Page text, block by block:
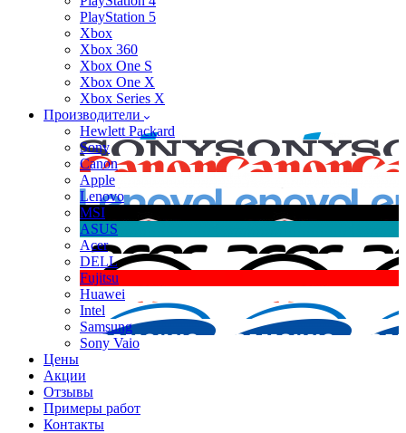
PlayStation 5
Xbox
Xbox 360
Xbox One S
Xbox One X
Xbox Series X
Производители
Hewlett Packard
Sony
Canon
Apple
Lenovo
MSI
ASUS
Acer
DELL
Fujitsu
Huawei
Intel
Samsung
Sony Vaio
Цены
Акции
Отзывы
Примеры работ
Контакты